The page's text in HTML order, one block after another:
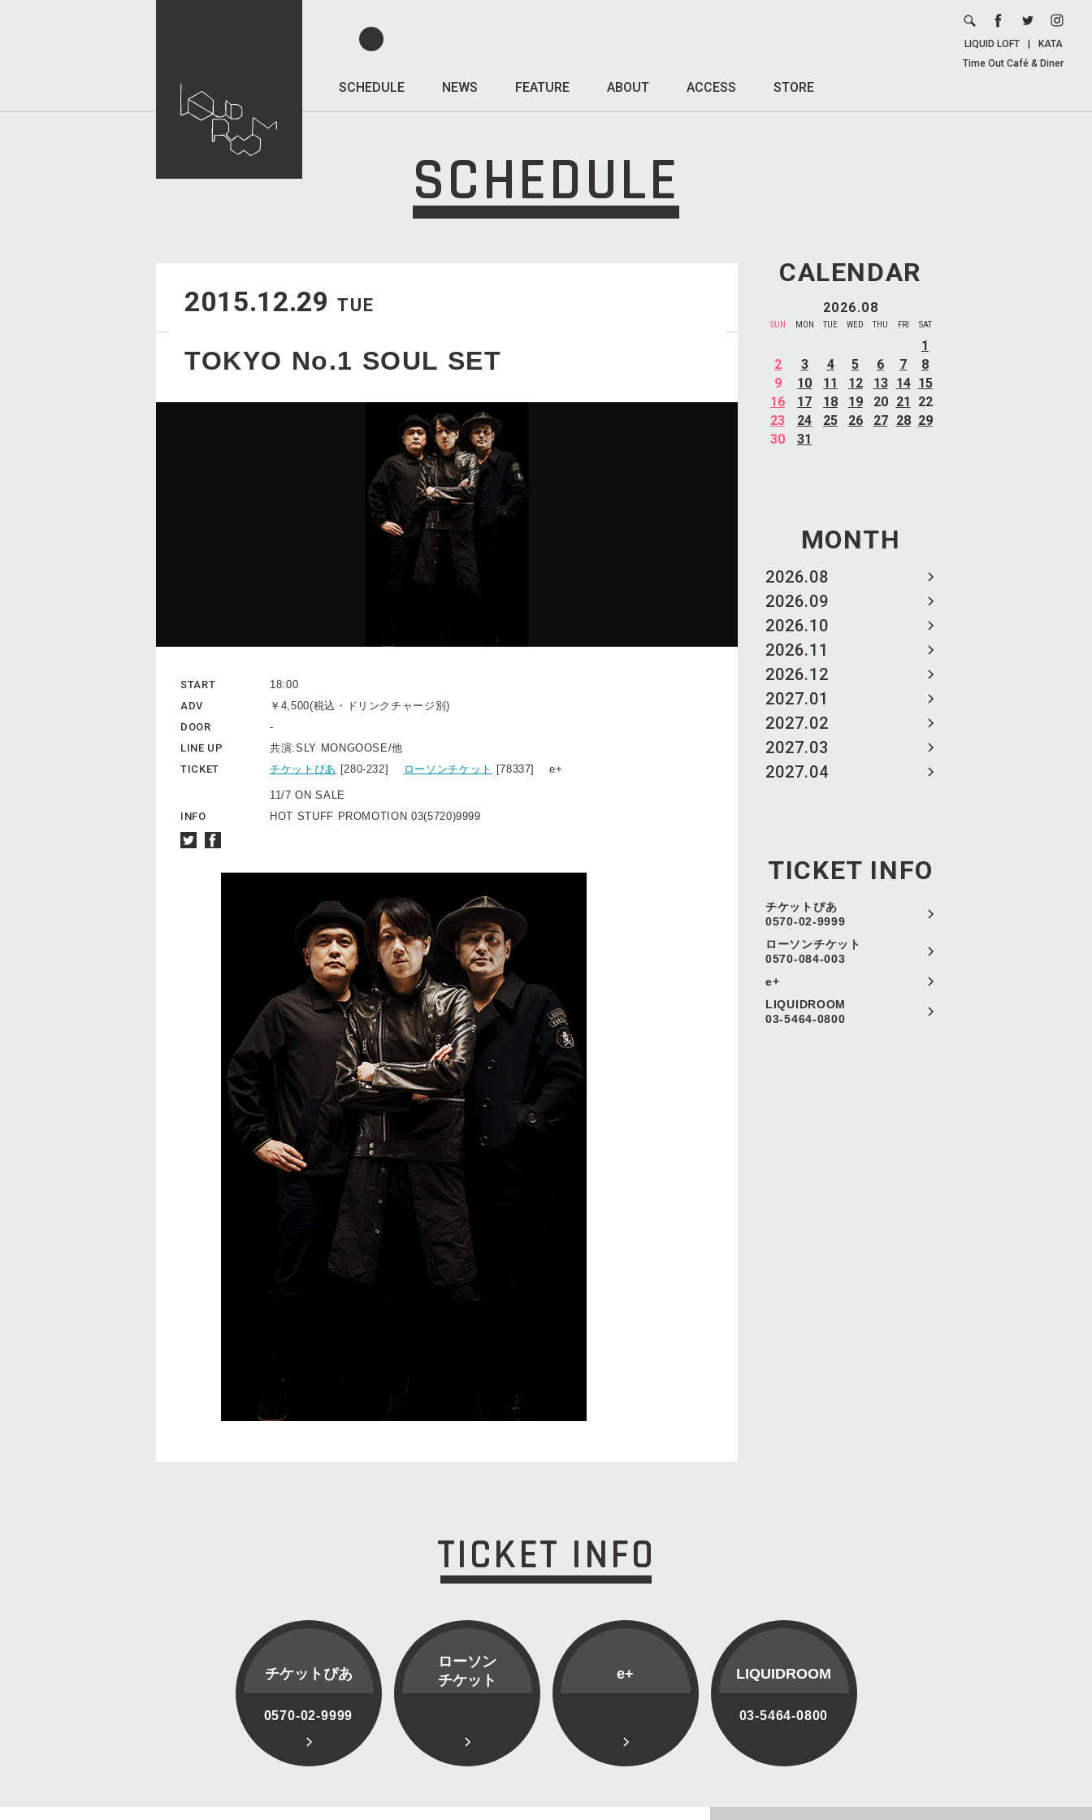
SCHEDULE NEWS FEATURE ABOUT ACCESS STORE
LIQUID LOFT
KATA
Time Out Café & Diner
SCHEDULE
CALENDAR
2026.08
SUN MON TUE WED THU FRI SAT
1
2
3 4 5 6 7
8
9
10 11 12 13 14 15
16
17 18 19 20 21
22
23
24 25 26 27 28 29
30
31
MONTH
2026.08
2026.09
2026.10
2026.11
2026.12
2027.01
2027.02
2027.03
2027.04
TICKET INFO
チケットぴあ
0570-02-9999
ローソンチケット
0570-084-003
e+
LIQUIDROOM
03-5464-0800
2015.12.29 TUE
TOKYO No.1 SOUL SET
START
18:00
ADV
￥4,500(税込・ドリンクチャージ別)
DOOR
-
LINE UP
共演:SLY MONGOOSE/他
TICKET
チケットぴあ [280-232] ローソンチケット [78337] e+
11/7 ON SALE
INFO
HOT STUFF PROMOTION 03(5720)9999
TICKET INFO
チケットぴあ
0570-02-9999
ローソン
チケット
e+ LIQUIDROOM
03-5464-0800